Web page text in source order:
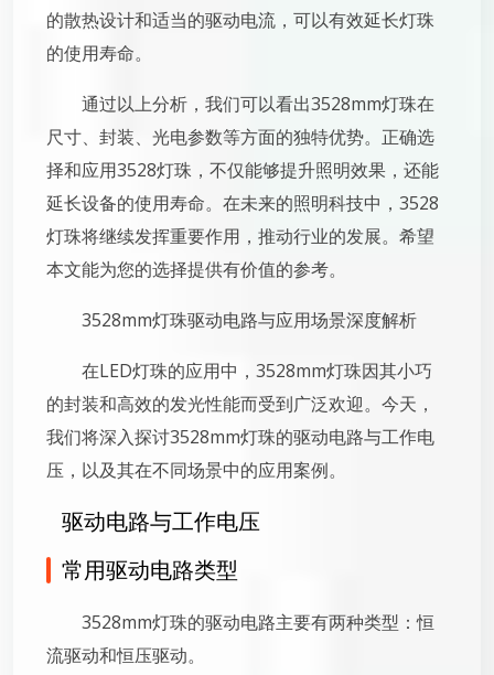
的散热设计和适当的驱动电流，可以有效延长灯珠
的使用寿命。
通过以上分析，我们可以看出3528mm灯珠在
尺寸、封装、光电参数等方面的独特优势。正确选
择和应用3528灯珠，不仅能够提升照明效果，还能
延长设备的使用寿命。在未来的照明科技中，3528
灯珠将继续发挥重要作用，推动行业的发展。希望
本文能为您的选择提供有价值的参考。
3528mm灯珠驱动电路与应用场景深度解析
在LED灯珠的应用中，3528mm灯珠因其小巧
的封装和高效的发光性能而受到广泛欢迎。今天，
我们将深入探讨3528mm灯珠的驱动电路与工作电
压，以及其在不同场景中的应用案例。
驱动电路与工作电压
常用驱动电路类型
3528mm灯珠的驱动电路主要有两种类型：恒
流驱动和恒压驱动。